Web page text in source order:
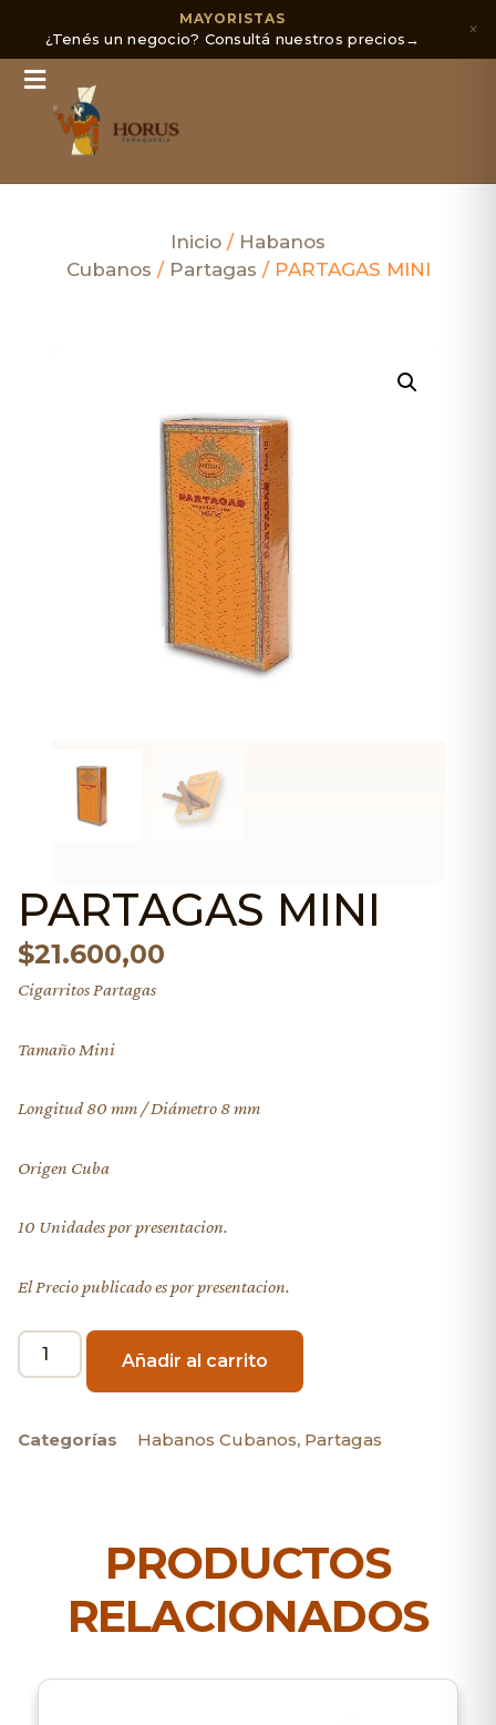
MAYORISTAS
¿Tenés un negocio? Consultá nuestros precios→ ×
Inicio / Habanos
Cubanos / Partagas / PARTAGAS MINI
PARTAGAS MINI
$21.600,00
Cigarritos Partagas
Tamaño Mini
Longitud 80 mm / Diámetro 8 mm
Origen Cuba
10 Unidades por presentacion.
El Precio publicado es por presentacion.
Añadir al carrito
Categorías Habanos Cubanos, Partagas
PRODUCTOS
RELACIONADOS